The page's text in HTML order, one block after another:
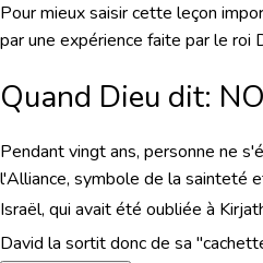
Pour mieux saisir cette leçon
par une expérience faite par le roi
Quand Dieu dit:
Pendant vingt ans, personne ne
l'Alliance, symbole de la sainteté
Israël, qui avait été oubliée à
David la sortit donc de sa